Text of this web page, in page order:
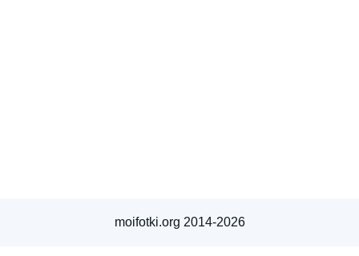
moifotki.org 2014-2026